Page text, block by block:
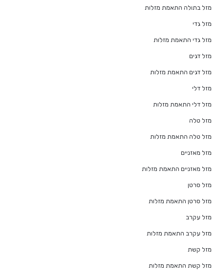
מזל בתולה התאמת מזלות
מזל גדי
מזל גדי התאמת מזלות
מזל דגים
מזל דגים התאמת מזלות
מזל דלי
מזל דלי התאמת מזלות
מזל טלה
מזל טלה התאמת מזלות
מזל מאזניים
מזל מאזניים התאמת מזלות
מזל סרטן
מזל סרטן התאמת מזלות
מזל עקרב
מזל עקרב התאמת מזלות
מזל קשת
מזל קשת התאמת מזלות